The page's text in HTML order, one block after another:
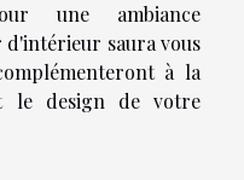
une ambiance
saura vous
à la
le design de votre